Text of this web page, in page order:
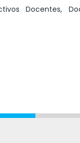
Docentes,